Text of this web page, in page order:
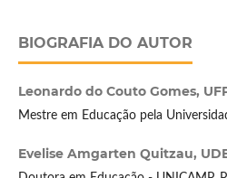
BIOGRAFIA DO AUTOR
Leonardo do Couto Gomes,
Mestre em Educação pela
Evelise Amgarten Quitzau,